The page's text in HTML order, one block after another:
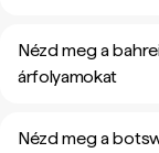
Nézd meg a
árfolyamokat
Nézd meg a